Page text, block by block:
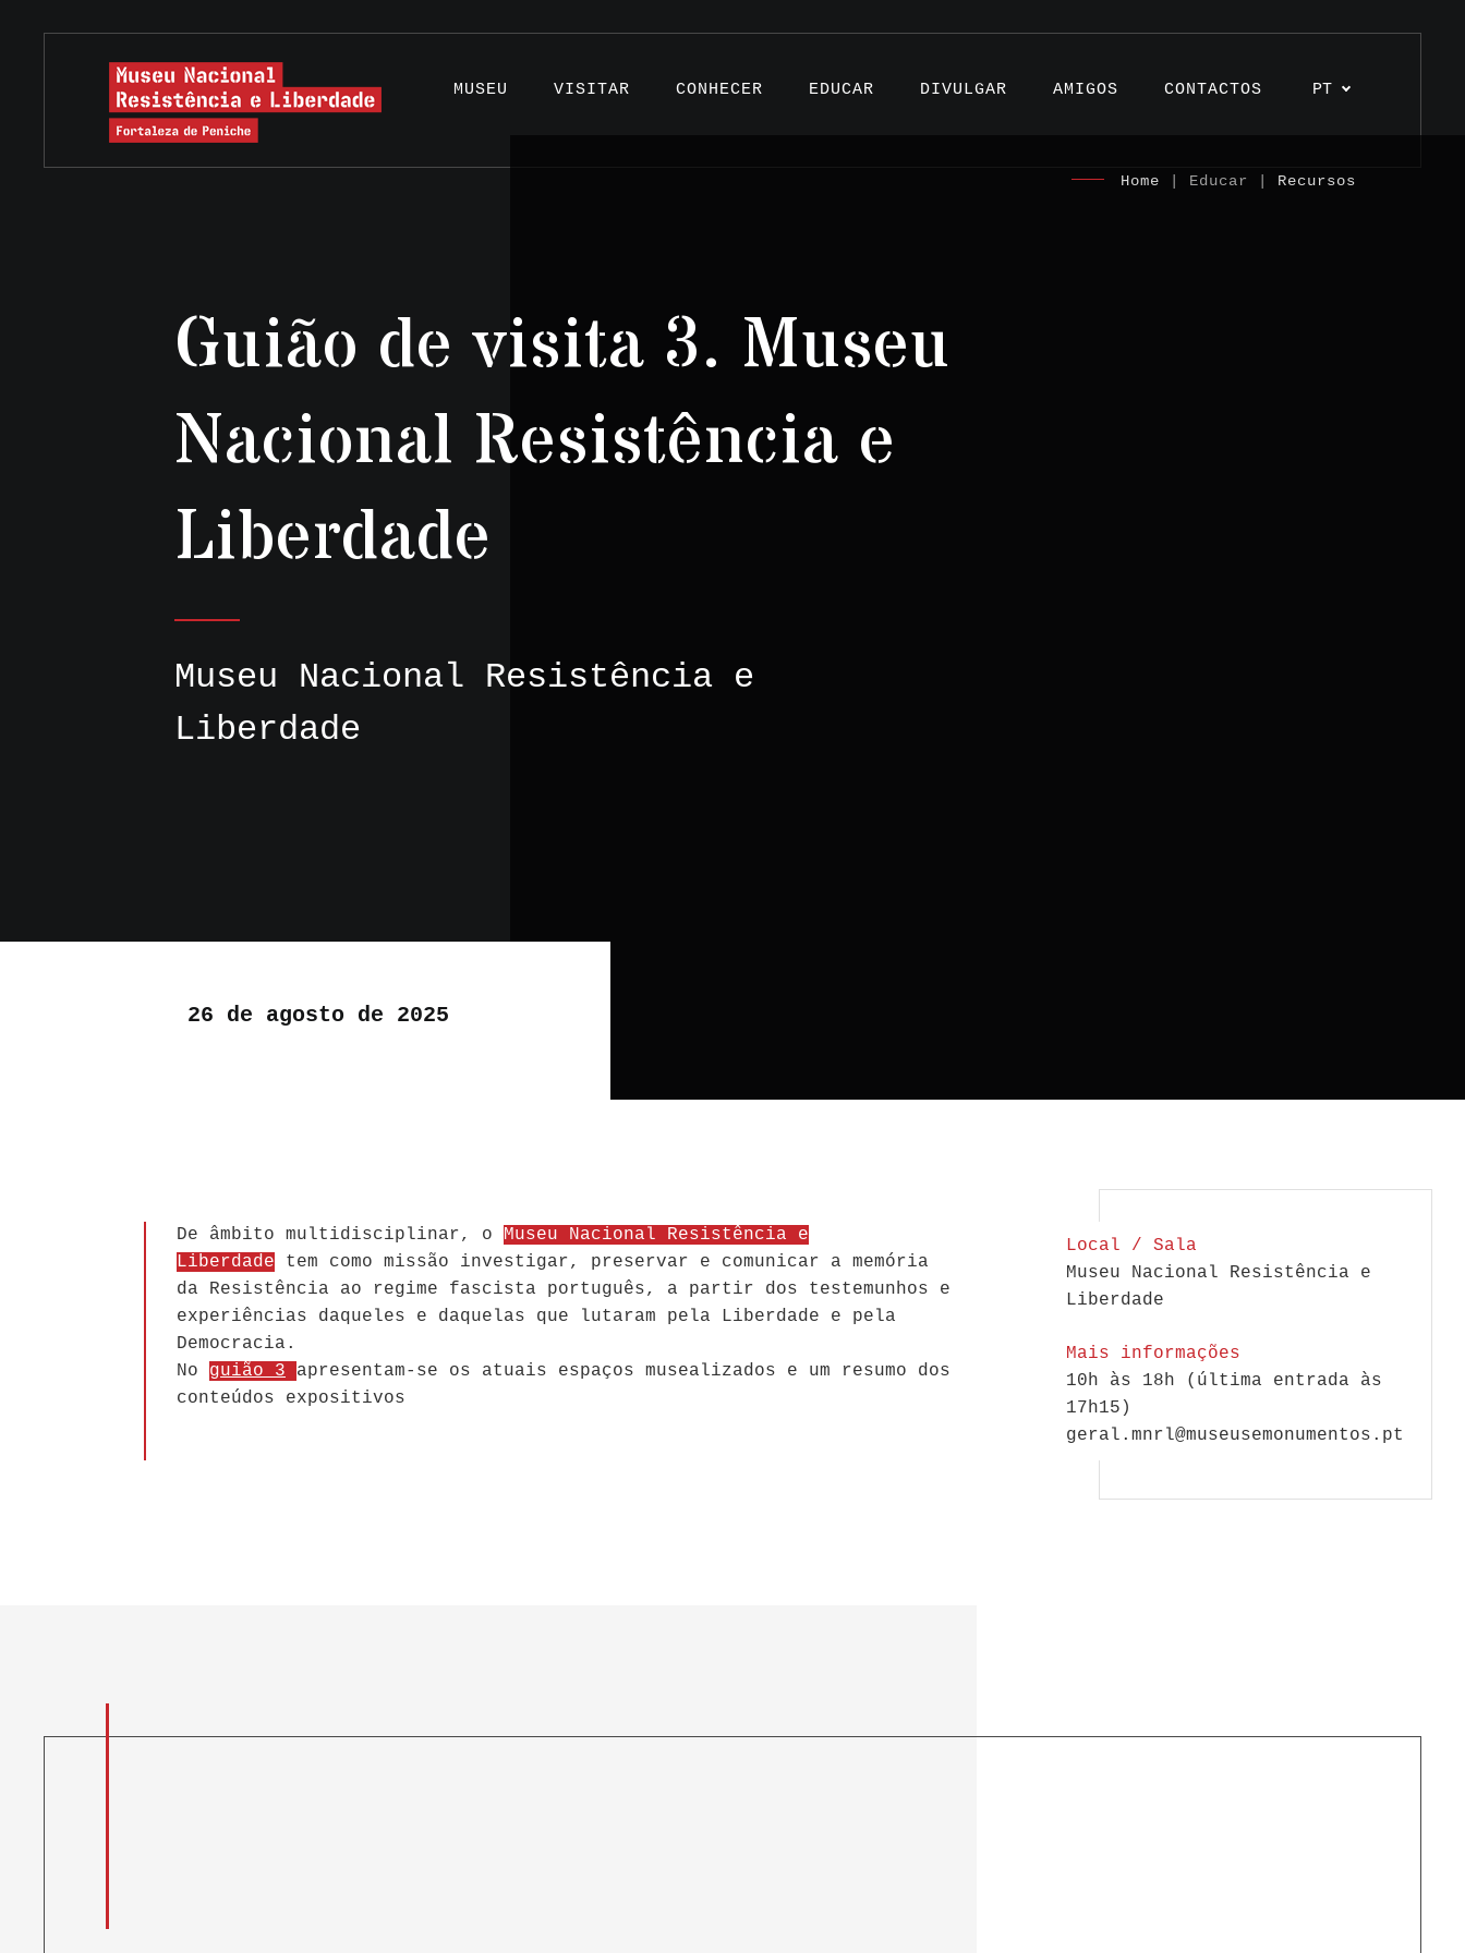
PT
MUSEU VISITAR CONHECER EDUCAR DIVULGAR AMIGOS CONTACTOS
Guião de visita 3. Museu
Nacional Resistência e
Liberdade
Museu Nacional Resistência e
Liberdade
26 de agosto de 2025
Home | Educar | Recursos
De âmbito multidisciplinar, o Museu Nacional Resistência e
Liberdade tem como missão investigar, preservar e comunicar a memória
da Resistência ao regime fascista português, a partir dos testemunhos e
experiências daqueles e daquelas que lutaram pela Liberdade e pela
Democracia.
No guião 3
apresentam-se os atuais espaços musealizados e um resumo dos
conteúdos expositivos
Local / Sala
Museu Nacional Resistência e
Liberdade
Mais informações
10h às 18h (última entrada às
17h15)
geral.mnrl@museusemonumentos.pt